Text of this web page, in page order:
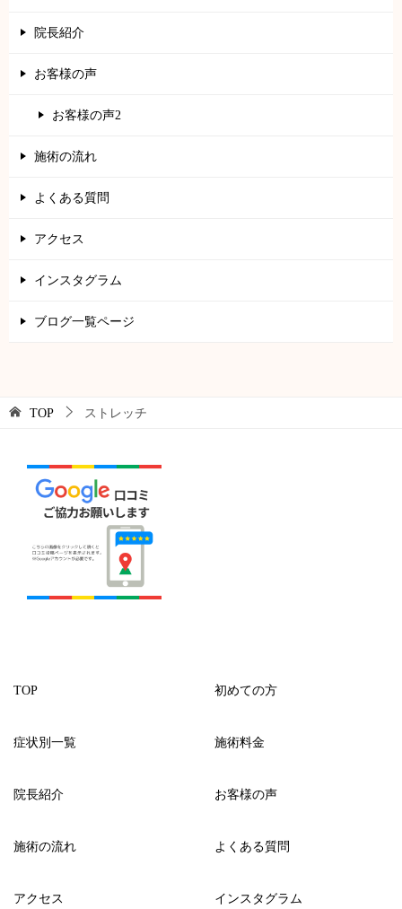
院長紹介
お客様の声
お客様の声2
施術の流れ
よくある質問
アクセス
インスタグラム
ブログ一覧ページ
TOP ストレッチ
TOP 初めての方
症状別一覧 施術料金
院長紹介 お客様の声
施術の流れ よくある質問
アクセス インスタグラム